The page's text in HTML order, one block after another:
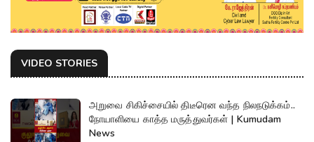
VIDEO STORIES
அறுவை சிகிச்சையில் திடீரென வந்த நிலநடுக்கம்..
நோயாளியை காத்த மருத்துவர்கள் | Kumudam
News